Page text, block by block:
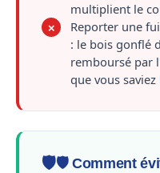
multiplient le
✗
Reporter une
: le bois gonflé
remboursé par
que vous
🛡️ Comment